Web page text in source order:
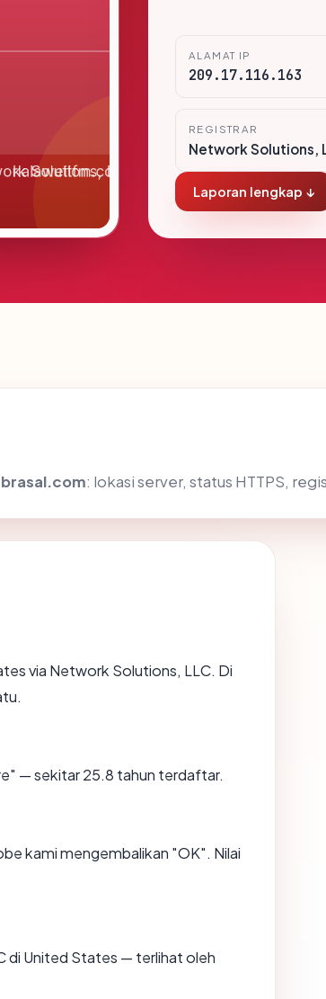
ALAMAT IP
209.17.116.163
REGISTRAR
Network Solutions,
Laporan lengkap ↓
brasal.com: lokasi server, status HTTPS,
via Network Solutions, LLC. Di
— sekitar 25.8 tahun terdaftar.
kami mengembalikan "OK". Nilai
di United States — terlihat oleh